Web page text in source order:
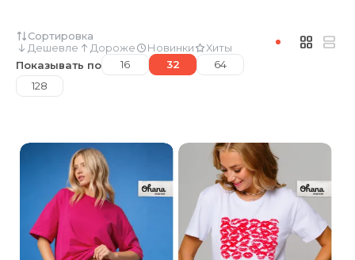
Сортировка
Дешевле
Дороже Новинки
Хиты
Показывать по
16 32
64
128